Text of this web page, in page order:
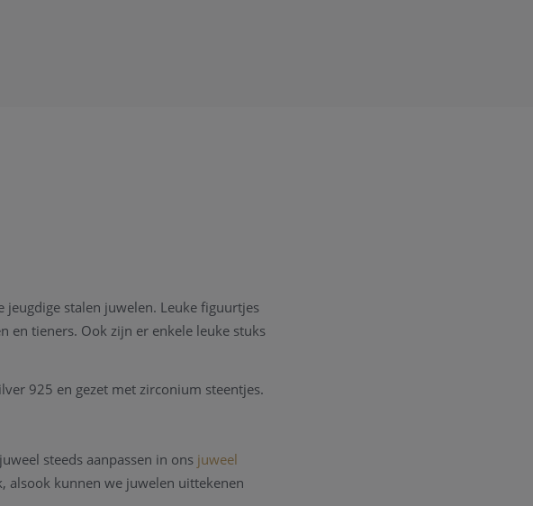
stalen juwelen. Leuke figuurtjes
en tieners. Ook zijn er enkele leuke stuks
925 en gezet met zirconium steentjes.
steeds aanpassen in ons juweel
alsook kunnen we juwelen uittekenen